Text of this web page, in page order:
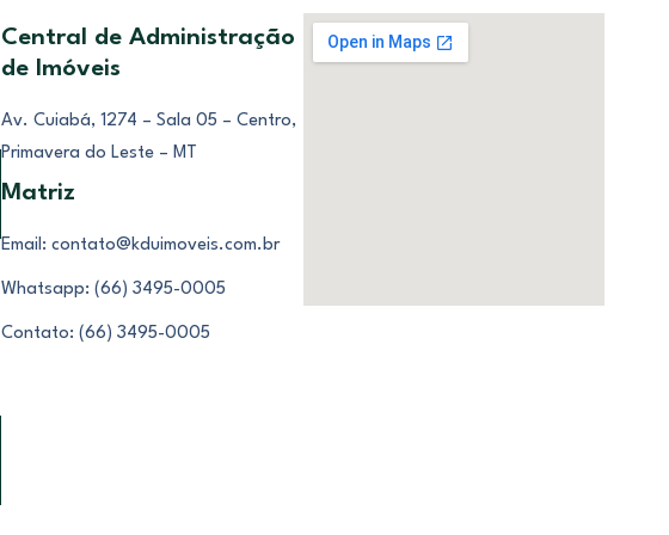
Central de Administração
de Imóveis
Av. Cuiabá, 1274 – Sala 05 – Centro,
Primavera do Leste – MT
Matriz
Email: contato@kduimoveis.com.br
Whatsapp: (66) 3495-0005
Contato: (66) 3495-0005